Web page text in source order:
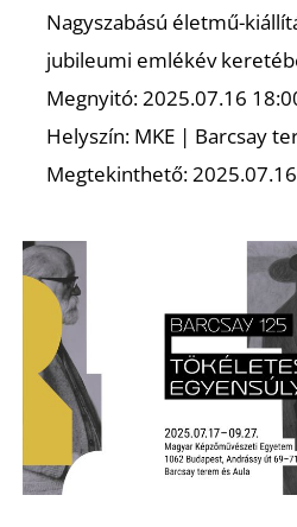
Nagyszabású életmű-
jubileumi emlékév
Megnyitó: 2025.07.16
Helyszín: MKE | Barcsay
Megtekinthető: